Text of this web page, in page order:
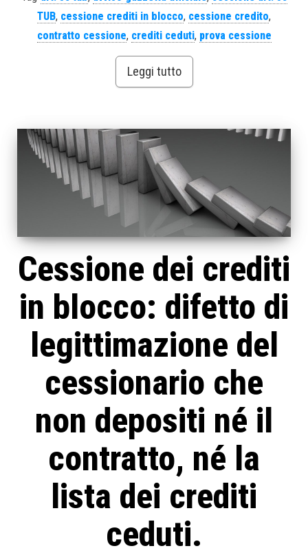
TUB, cessione crediti in blocco, cessione credito,
contratto cessione, crediti ceduti, prova cessione
Leggi tutto
Cessione dei crediti
in blocco: difetto di
legittimazione del
cessionario che
non depositi né il
contratto, né la
lista dei crediti
ceduti.